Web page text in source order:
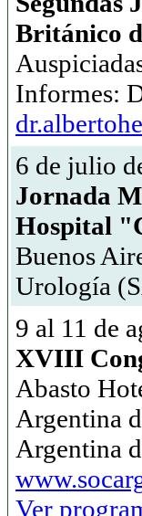
Británico
Informes:
6 de julio
Jornada
Hospital
Buenos
Urología
9 al 11 de
XVIII
Abasto
Argentina
Argentina
Ver